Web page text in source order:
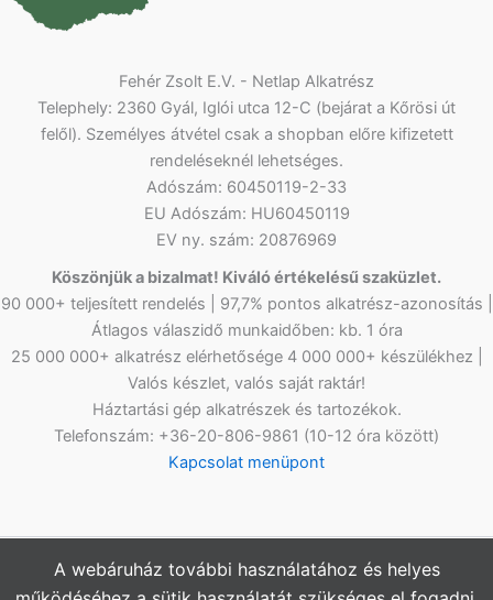
Fehér Zsolt E.V. - Netlap Alkatrész
Telephely: 2360 Gyál, Iglói utca 12-C (bejárat a Kőrösi út
felől). Személyes átvétel csak a shopban előre kifizetett
rendeléseknél lehetséges.
Adószám: 60450119-2-33
EU Adószám: HU60450119
EV ny. szám: 20876969
Köszönjük a bizalmat! Kiváló értékelésű szaküzlet.
90 000+ teljesített rendelés | 97,7% pontos alkatrész-azonosítás |
Átlagos válaszidő munkaidőben: kb. 1 óra
25 000 000+ alkatrész elérhetősége 4 000 000+ készülékhez |
Valós készlet, valós saját raktár!
Háztartási gép alkatrészek és tartozékok.
Telefonszám: +36-20-806-9861 (10-12 óra között)
Kapcsolat menüpont
Copyright © 2026Netlap AlkatrészWebshopunkban az árak
A webáruház további használatához és helyes